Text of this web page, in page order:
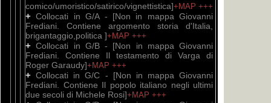
comico/umoristico/satirico/vignettistica]+MAP +++
+Collocati in G/A - [Non in mappa Giovanni
Frediani. Contiene argomento storia d'Italia,
brigantaggio,politica ]+MAP +++
+Collocati in G/B - [Non in mappa Giovanni
Frediani. Contiene Il testamento di Varga di
Roger Garaudy]+MAP +++
+Collocati in G/C - [Non in mappa Giovanni
Frediani. Contiene Il popolo italiano negli ultimi
due secoli di Michele Rosi]+MAP +++